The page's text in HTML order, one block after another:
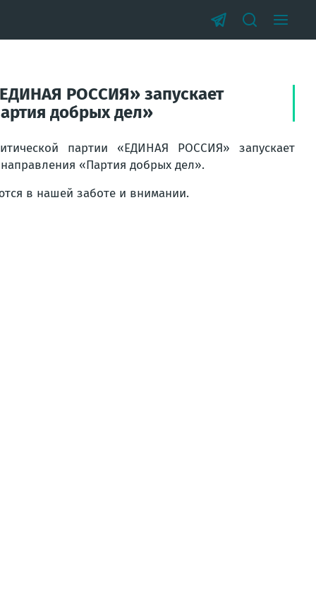
РОССИЯ» запускает
добрых дел»
партии «ЕДИНАЯ РОССИЯ» запускает
«Партия добрых дел».
в нашей заботе и внимании.